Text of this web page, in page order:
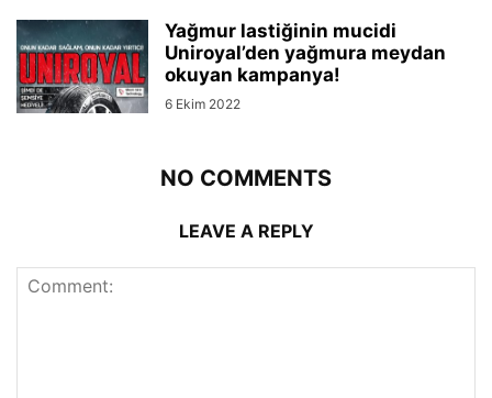
Yağmur lastiğinin mucidi
Uniroyal’den yağmura meydan
okuyan kampanya!
6 Ekim 2022
NO COMMENTS
LEAVE A REPLY